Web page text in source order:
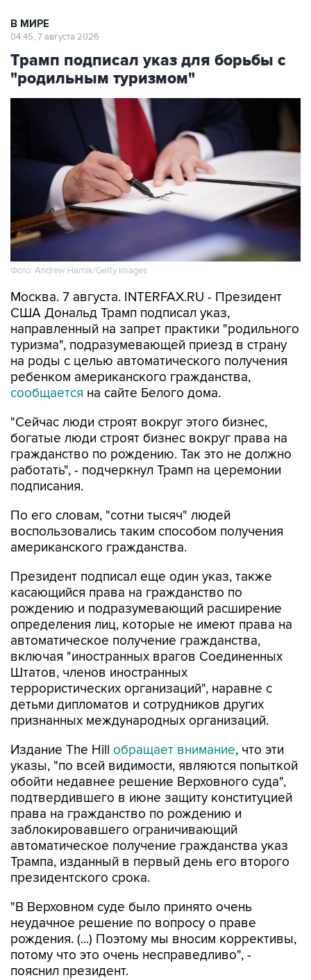
В МИРЕ
04:45, 7 августа 2026
Трамп подписал указ для борьбы с
"родильным туризмом"
Фото: Andrew Harnik/Getty Images
Москва. 7 августа. INTERFAX.RU - Президент
США Дональд Трамп подписал указ,
направленный на запрет практики "родильного
туризма", подразумевающей приезд в страну
на роды с целью автоматического получения
ребенком американского гражданства,
сообщается на сайте Белого дома.
"Сейчас люди строят вокруг этого бизнес,
богатые люди строят бизнес вокруг права на
гражданство по рождению. Так это не должно
работать", - подчеркнул Трамп на церемонии
подписания.
По его словам, "сотни тысяч" людей
воспользовались таким способом получения
американского гражданства.
Президент подписал еще один указ, также
касающийся права на гражданство по
рождению и подразумевающий расширение
определения лиц, которые не имеют права на
автоматическое получение гражданства,
включая "иностранных врагов Соединенных
Штатов, членов иностранных
террористических организаций", наравне с
детьми дипломатов и сотрудников других
признанных международных организаций.
Издание The Hill обращает внимание, что эти
указы, "по всей видимости, являются попыткой
обойти недавнее решение Верховного суда",
подтвердившего в июне защиту конституцией
права на гражданство по рождению и
заблокировавшего ограничивающий
автоматическое получение гражданства указ
Трампа, изданный в первый день его второго
президентского срока.
"В Верховном суде было принято очень
неудачное решение по вопросу о праве
рождения. (...) Поэтому мы вносим коррективы,
потому что это очень несправедливо", -
пояснил президент.